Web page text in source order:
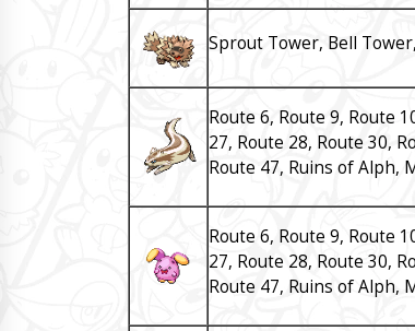
Sprout Tower, Bell
Route 6, Route 9, Route
27, Route 28, Route 30,
Route 47, Ruins of Alph,
Route 6, Route 9, Route
27, Route 28, Route 30,
Route 47, Ruins of Alph,